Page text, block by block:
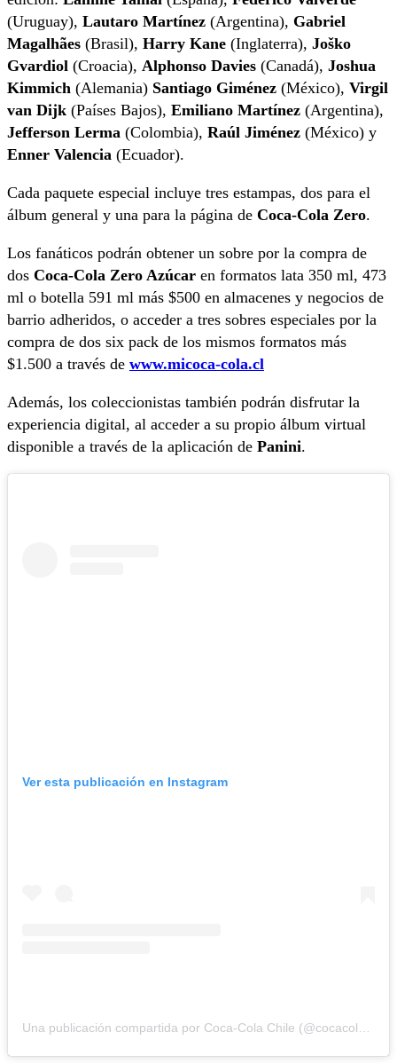
(Uruguay), Lautaro Martínez (Argentina), Gabriel
Magalhães (Brasil), Harry Kane (Inglaterra), Joško
Gvardiol (Croacia), Alphonso Davies (Canadá), Joshua
Kimmich (Alemania) Santiago Giménez (México), Virgil
van Dijk (Países Bajos), Emiliano Martínez (Argentina),
Jefferson Lerma (Colombia), Raúl Jiménez (México) y
Enner Valencia (Ecuador).
Cada paquete especial incluye tres estampas, dos para el
álbum general y una para la página de Coca-Cola Zero.
Los fanáticos podrán obtener un sobre por la compra de
dos Coca-Cola Zero Azúcar en formatos lata 350 ml, 473
ml o botella 591 ml más $500 en almacenes y negocios de
barrio adheridos, o acceder a tres sobres especiales por la
compra de dos six pack de los mismos formatos más
$1.500 a través de www.micoca-cola.cl
Además, los coleccionistas también podrán disfrutar la
experiencia digital, al acceder a su propio álbum virtual
disponible a través de la aplicación de Panini.
Ver esta publicación en Instagram
Una publicación compartida por Coca-Cola Chile (@cocacola_cl)